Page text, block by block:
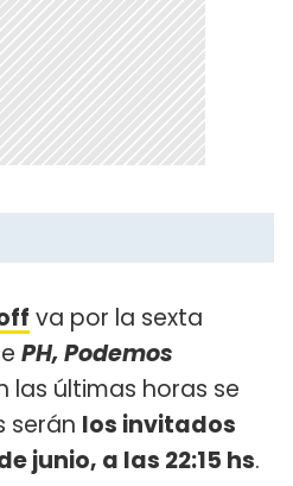
va por la sexta
PH, Podemos
las últimas horas se
serán los invitados
junio, a las 22:15 hs.